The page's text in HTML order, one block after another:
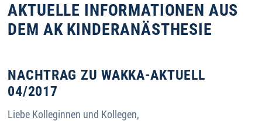
AKTUELLE INFORMATIONEN AUS
DEM AK KINDERANÄSTHESIE
NACHTRAG ZU WAKKA-AKTUELL
04/2017
Liebe Kolleginnen und Kollegen,